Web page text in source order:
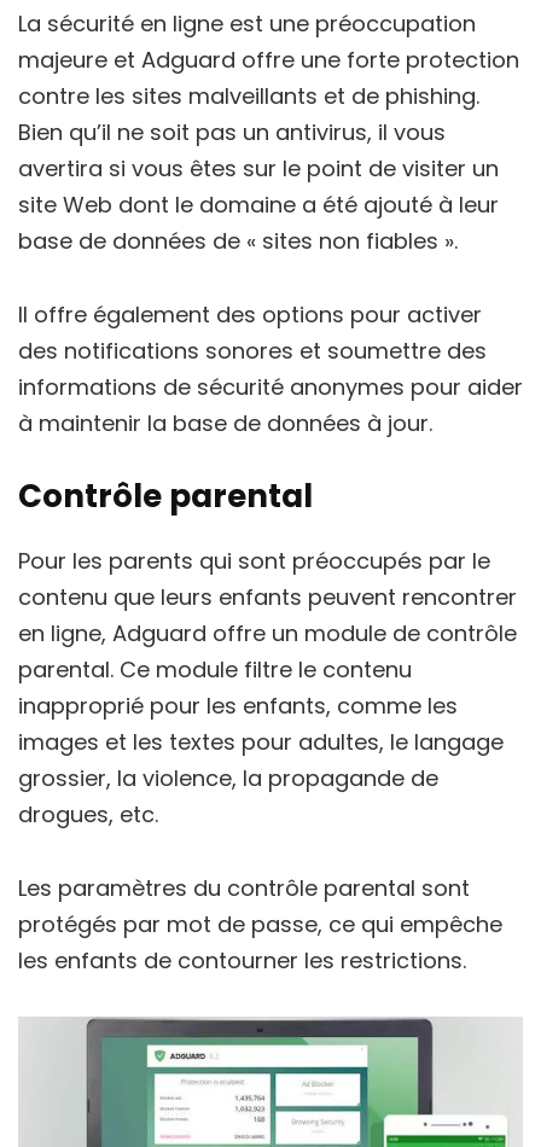
La sécurité en ligne est une préoccupation
majeure et Adguard offre une forte protection
contre les sites malveillants et de phishing.
Bien qu’il ne soit pas un antivirus, il vous
avertira si vous êtes sur le point de visiter un
site Web dont le domaine a été ajouté à leur
base de données de « sites non fiables ».
Il offre également des options pour activer
des notifications sonores et soumettre des
informations de sécurité anonymes pour aider
à maintenir la base de données à jour.
Contrôle parental
Pour les parents qui sont préoccupés par le
contenu que leurs enfants peuvent rencontrer
en ligne, Adguard offre un module de contrôle
parental. Ce module filtre le contenu
inapproprié pour les enfants, comme les
images et les textes pour adultes, le langage
grossier, la violence, la propagande de
drogues, etc.
Les paramètres du contrôle parental sont
protégés par mot de passe, ce qui empêche
les enfants de contourner les restrictions.